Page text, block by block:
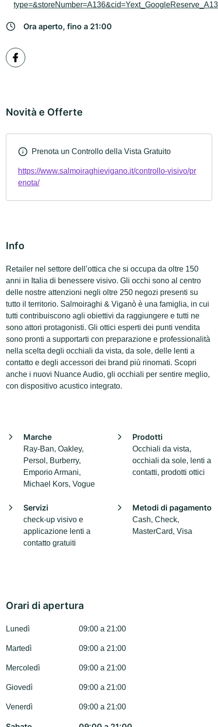
Ora aperto, fino a 21:00
Novità e Offerte
Prenota un Controllo della Vista Gratuito
https://www.salmoiraghievigano.it/controllo-visivo/pr
enota/
Info
Retailer nel settore dell’ottica che si occupa da oltre 150
anni in Italia di benessere visivo. Gli occhi sono al centro
delle nostre attenzioni negli oltre 250 negozi presenti su
tutto il territorio. Salmoiraghi & Viganò è una famiglia, in cui
tutti contribuiscono agli obiettivi da raggiungere e tutti ne
sono attori protagonisti. Gli ottici esperti dei punti vendita
sono pronti a supportarti con preparazione e professionalità
nella scelta degli occhiali da vista, da sole, delle lenti a
contatto e degli accessori dei brand più rinomati. Scopri
anche i nuovi Nuance Audio, gli occhiali per sentire meglio,
con dispositivo acustico integrato.
Marche
Ray-Ban, Oakley,
Persol, Burberry,
Emporio Armani,
Michael Kors, Vogue
Prodotti
Occhiali da vista,
occhiali da sole, lenti a
contatti, prodotti ottici
Servizi
check-up visivo e
applicazione lenti a
contatto gratuiti
Metodi di pagamento
Cash, Check,
MasterCard, Visa
Orari di apertura
Lunedì 09:00 a 21:00
Martedì 09:00 a 21:00
Mercoledì 09:00 a 21:00
Giovedì 09:00 a 21:00
Venerdì 09:00 a 21:00